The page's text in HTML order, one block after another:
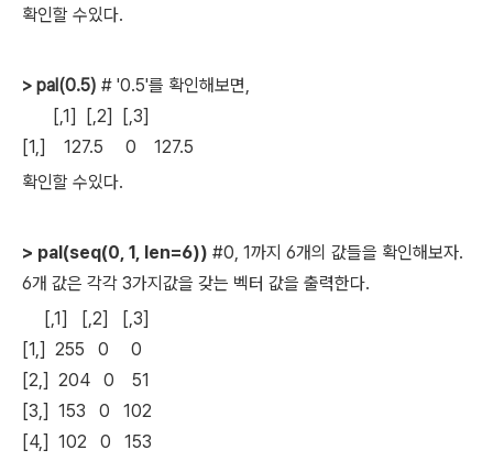
확인할 수있다.
> pal(0.5) # '0.5'를 확인해보면,
[,1] [,2] [,3]
[1,] 127.5 0 127.5
확인할 수있다.
> pal(seq(0, 1, len=6)) #0, 1까지 6개의 값들을 확인해보자.
6개 값은 각각 3가지값을 갖는 벡터 값을 출력한다.
[,1] [,2] [,3]
[1,] 255 0 0
[2,] 204 0 51
[3,] 153 0 102
[4,] 102 0 153